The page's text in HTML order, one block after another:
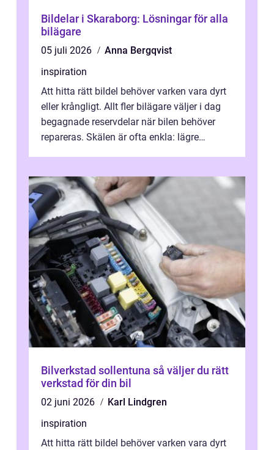
Bildelar i Skaraborg: Lösningar för alla
bilägare
05 juli 2026
Anna Bergqvist
inspiration
Att hitta rätt bildel behöver varken vara dyrt
eller krångligt. Allt fler bilägare väljer i dag
begagnade reservdelar när bilen behöver
repareras. Skälen är ofta enkla: lägre
Bilverkstad sollentuna så väljer du rätt
verkstad för din bil
02 juni 2026
Karl Lindgren
inspiration
Att hitta rätt bildel behöver varken vara dyrt